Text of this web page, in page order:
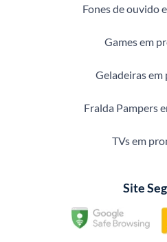
Fones de ouvido
Games em
Geladeiras em
Fralda Pampers
TVs em
Site